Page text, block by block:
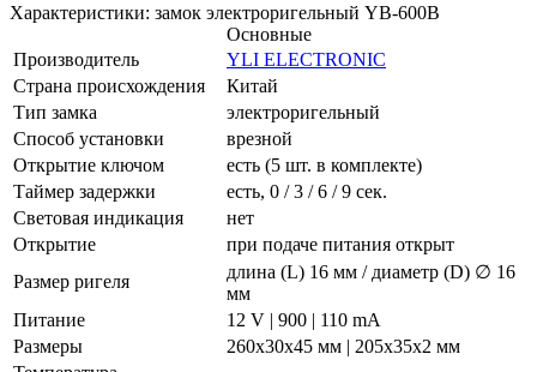
Характеристики: замок электроригельный YB-600B
Основные
Производитель
YLI ELECTRONIC
Страна происхождения
Китай
Тип замка
электроригельный
Способ установки
врезной
Открытие ключом
есть (5 шт. в комплекте)
Таймер задержки
есть, 0 / 3 / 6 / 9 сек.
Световая индикация
нет
Открытие
при подаче питания открыт
Размер ригеля
длина (L) 16 мм / диаметр (D) ∅ 16
мм
Питание
12 V | 900 | 110 mA
Размеры
260х30х45 мм | 205х35х2 мм